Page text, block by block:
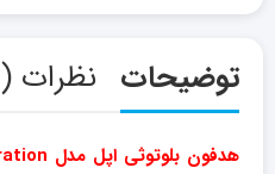
توضیحات نظرات (۰)